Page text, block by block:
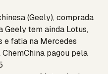
(Geely), comprada
Geely tem ainda Lotus,
e fatia na Mercedes
pagou pela